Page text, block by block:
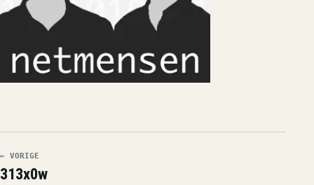
← VORIGE
313x0w